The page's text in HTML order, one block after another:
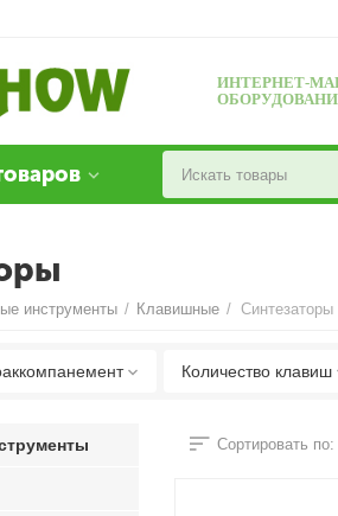
ИНТЕРНЕТ-
инструменты / Клавишные / Синтезаторы
Количество клавиш
Сортировать по: